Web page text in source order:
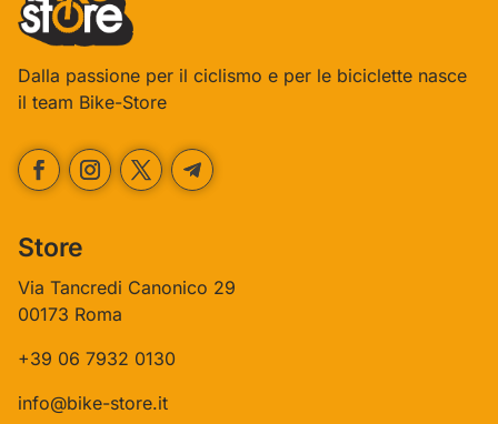
Dalla passione per il ciclismo e per le biciclette nasce
il team Bike-Store
Store
Via Tancredi Canonico 29
00173 Roma
+39 06 7932 0130
info@bike-store.it